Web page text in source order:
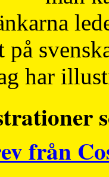
på
har
från